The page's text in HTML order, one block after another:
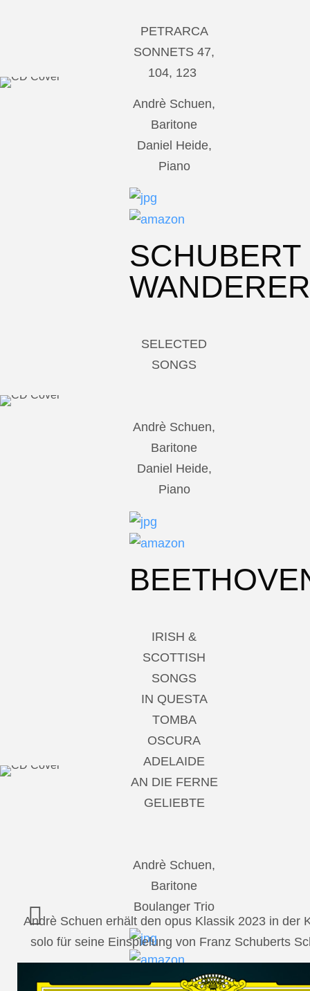
PETRARCA
SONNETS 47,
104, 123
Andrè Schuen,
Baritone
Daniel Heide,
Piano
SCHUBERT
WANDERER
SELECTED
SONGS
Andrè Schuen,
Baritone
Daniel Heide,
Piano
IRISH &
SCOTTISH
SONGS
IN QUESTA
TOMBA
OSCURA
ADELAIDE
AN DIE FERNE
GELIEBTE
Andrè Schuen,
Baritone
Boulanger Trio
Andrè Schuen erhält den opus Klassik 2023 in der
solo für seine Einspielung von Franz Schuberts